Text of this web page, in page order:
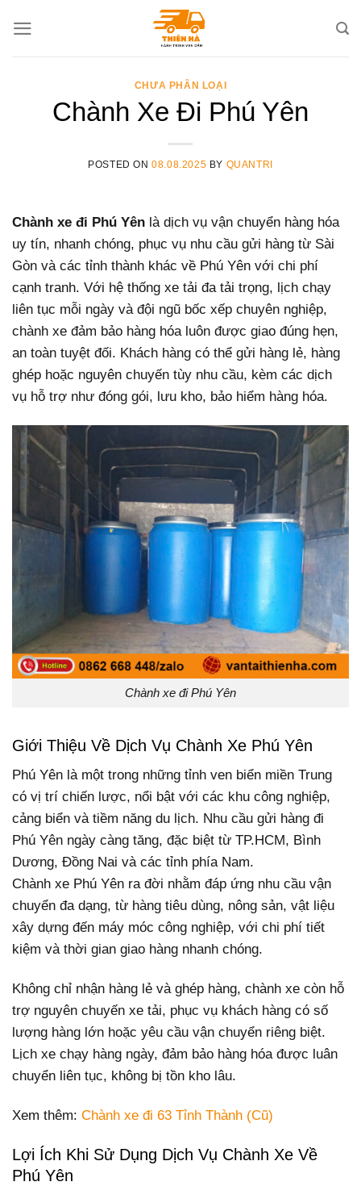
CHƯA PHÂN LOẠI
Chành Xe Đi Phú Yên
POSTED ON08.08.2025 BY QUANTRI
Chành xe đi Phú Yên là dịch vụ vận chuyển hàng hóa
uy tín, nhanh chóng, phục vụ nhu cầu gửi hàng từ Sài
Gòn và các tỉnh thành khác về Phú Yên với chi phí
cạnh tranh. Với hệ thống xe tải đa tải trọng, lịch chạy
liên tục mỗi ngày và đội ngũ bốc xếp chuyên nghiệp,
chành xe đảm bảo hàng hóa luôn được giao đúng hẹn,
an toàn tuyệt đối. Khách hàng có thể gửi hàng lẻ, hàng
ghép hoặc nguyên chuyến tùy nhu cầu, kèm các dịch
vụ hỗ trợ như đóng gói, lưu kho, bảo hiểm hàng hóa.
Chành xe đi Phú Yên
Giới Thiệu Về Dịch Vụ Chành Xe Phú Yên
Phú Yên là một trong những tỉnh ven biển miền Trung
có vị trí chiến lược, nổi bật với các khu công nghiệp,
cảng biển và tiềm năng du lịch. Nhu cầu gửi hàng đi
Phú Yên ngày càng tăng, đặc biệt từ TP.HCM, Bình
Dương, Đồng Nai và các tỉnh phía Nam.
Chành xe Phú Yên ra đời nhằm đáp ứng nhu cầu vận
chuyển đa dạng, từ hàng tiêu dùng, nông sản, vật liệu
xây dựng đến máy móc công nghiệp, với chi phí tiết
kiệm và thời gian giao hàng nhanh chóng.
Không chỉ nhận hàng lẻ và ghép hàng, chành xe còn hỗ
trợ nguyên chuyến xe tải, phục vụ khách hàng có số
lượng hàng lớn hoặc yêu cầu vận chuyển riêng biệt.
Lịch xe chạy hàng ngày, đảm bảo hàng hóa được luân
chuyển liên tục, không bị tồn kho lâu.
Xem thêm: Chành xe đi 63 Tỉnh Thành (Cũ)
Lợi Ích Khi Sử Dụng Dịch Vụ Chành Xe Về
Phú Yên